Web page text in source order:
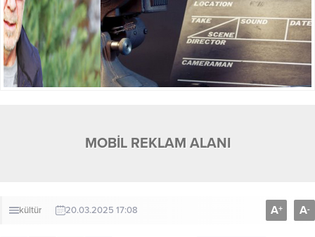
MOBİL REKLAM ALANI
kültür 20.03.2025 17:08 A+ A-